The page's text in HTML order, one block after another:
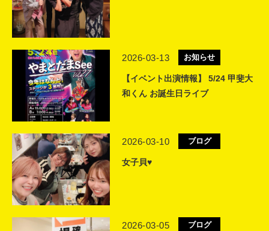
2026-03-13 お知らせ
【イベント出演情報】 5/24 甲斐大
和くん お誕生日ライブ
2026-03-10 ブログ
女子貝♥️
2026-03-05 ブログ